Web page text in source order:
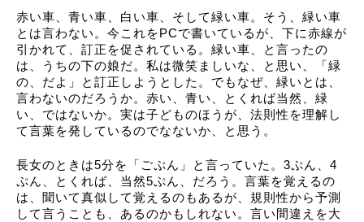
赤い車、青い車、白い車、そして緑い車。そう、緑い車
とは言わない。今これをPCで書いているが、下に赤線が
引かれて、訂正を促されている。緑い車、と言ったの
は、うちの下の娘だ。私は微笑ましいな、と思い、「緑
の、だよ」と訂正しようとした。でもなぜ、緑いとは、
言わないのだろうか。赤い、青い、とくれば当然、緑
い、ではないか。実は子どものほうが、法則性を理解し
て言葉を発しているのでなないか、と思う。
長女のときは5分を「ごぷん」と言っていた。3ぷん、4
ぷん、とくれば、当然5ぷん、だろう。言葉を覚えるの
は、聞いて真似して覚えるのもあるが、規則性から予測
して言うことも、あるのかもしれない。言い間違えを大